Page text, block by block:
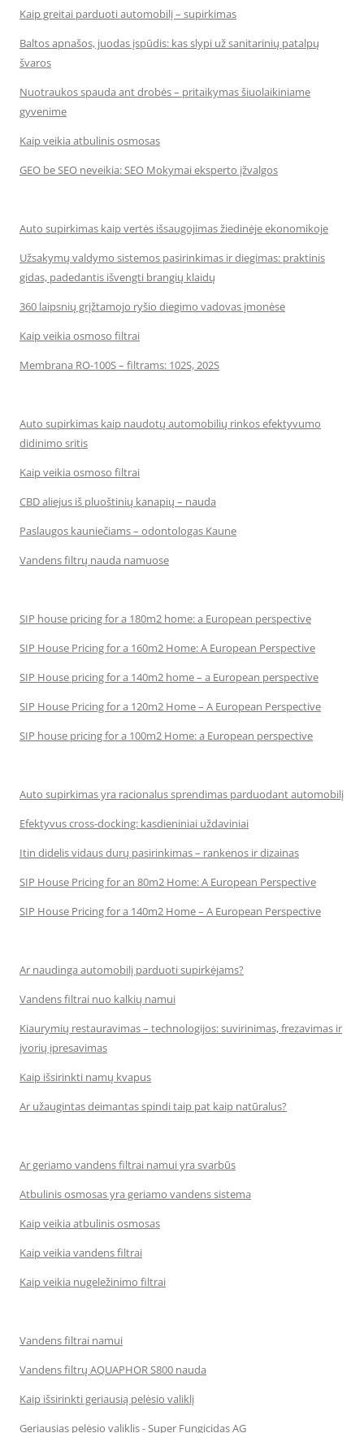
Kaip greitai parduoti automobilį – supirkimas
Baltos apnašos, juodas įspūdis: kas slypi už sanitarinių patalpų
švaros
Nuotraukos spauda ant drobės – pritaikymas šiuolaikiniame
gyvenime
Kaip veikia atbulinis osmosas
GEO be SEO neveikia: SEO Mokymai eksperto įžvalgos
Auto supirkimas kaip vertės išsaugojimas žiedinėje ekonomikoje
Užsakymų valdymo sistemos pasirinkimas ir diegimas: praktinis
gidas, padedantis išvengti brangių klaidų
360 laipsnių grįžtamojo ryšio diegimo vadovas įmonėse
Kaip veikia osmoso filtrai
Membrana RO-100S – filtrams: 102S, 202S
Auto supirkimas kaip naudotų automobilių rinkos efektyvumo
didinimo sritis
Kaip veikia osmoso filtrai
CBD aliejus iš pluoštinių kanapių – nauda
Paslaugos kauniečiams – odontologas Kaune
Vandens filtrų nauda namuose
SIP house pricing for a 180m2 home: a European perspective
SIP House Pricing for a 160m2 Home: A European Perspective
SIP House pricing for a 140m2 home – a European perspective
SIP House Pricing for a 120m2 Home – A European Perspective
SIP house pricing for a 100m2 Home: a European perspective
Auto supirkimas yra racionalus sprendimas parduodant automobilį
Efektyvus cross-docking: kasdieniniai uždaviniai
Itin didelis vidaus durų pasirinkimas – rankenos ir dizainas
SIP House Pricing for an 80m2 Home: A European Perspective
SIP House Pricing for a 140m2 Home – A European Perspective
Ar naudinga automobilį parduoti supirkėjams?
Vandens filtrai nuo kalkių namui
Kiaurymių restauravimas – technologijos: suvirinimas, frezavimas ir
įvorių įpresavimas
Kaip išsirinkti namų kvapus
Ar užaugintas deimantas spindi taip pat kaip natūralus?
Ar geriamo vandens filtrai namui yra svarbūs
Atbulinis osmosas yra geriamo vandens sistema
Kaip veikia atbulinis osmosas
Kaip veikia vandens filtrai
Kaip veikia nugeležinimo filtrai
Vandens filtrai namui
Vandens filtrų AQUAPHOR S800 nauda
Kaip išsirinkti geriausią pelėsio valiklį
Geriausias pelėsio valiklis - Super Fungicidas AG